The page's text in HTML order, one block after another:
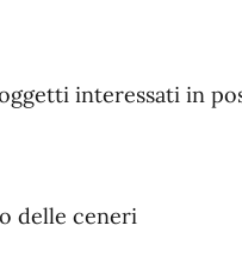
interessati in
delle ceneri